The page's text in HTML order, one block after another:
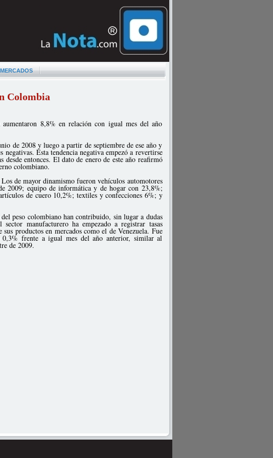
MERCADOS
Colombia
8,8% en relación con igual mes del año
de 2008 y luego a partir de septiembre de ese año y
negativas. Esta tendencia negativa empezó a revertirse
entonces. El dato de enero de este año reafirmó
colombiano.
de mayor dinamismo fueron vehículos automotores
2009; equipo de informática y de hogar con 23,8%;
de cuero 10,2%; textiles y confecciones 6%; y
peso colombiano han contribuido, sin lugar a dudas
manufacturero ha empezado a registrar tasas
productos en mercados como el de Venezuela. Fue
frente a igual mes del año anterior, similar al
de 2009.